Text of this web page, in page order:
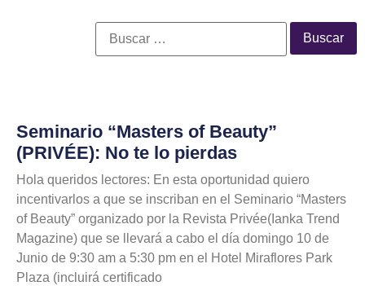
Seminario “Masters of Beauty”
(PRIVÉE): No te lo pierdas
Hola queridos lectores: En esta oportunidad quiero
incentivarlos a que se inscriban en el Seminario “Masters
of Beauty” organizado por la Revista Privée(Ianka Trend
Magazine) que se llevará a cabo el día domingo 10 de
Junio de 9:30 am a 5:30 pm en el Hotel Miraflores Park
Plaza (incluirá certificado